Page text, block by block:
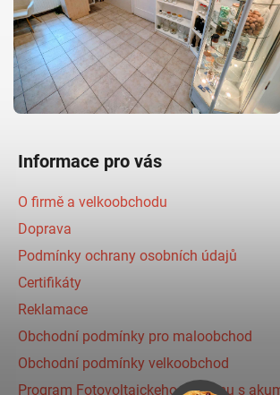
Informace pro vás
O firmě a velkoobchodu
Doprava
Podmínky ochrany osobních údajů
Certifikáty
Reklamace
Obchodní podmínky pro maloobchod
Obchodní podmínky velkoobchod
Program Fotovoltaickeho systému s